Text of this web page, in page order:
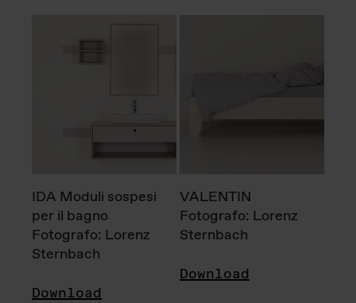
IDA Moduli sospesi
per il bagno
Fotografo: Lorenz
Sternbach
Download
VALENTIN
Fotografo: Lorenz
Sternbach
Download